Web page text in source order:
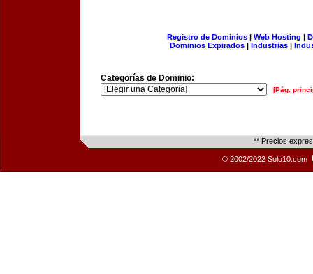
Registro de Dominios| Web Hosting |
Dominios Expirados | Industrias |
Categorías de Dominio:
[Pág.
** Precios
© 2002/2022 Solo10.com